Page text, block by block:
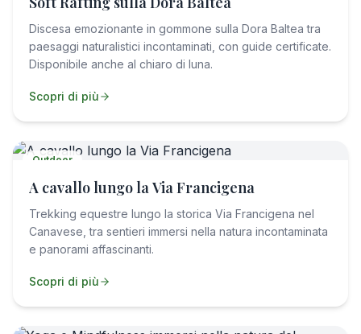
Discesa emozionante in gommone sulla Dora Baltea tra
paesaggi naturalistici incontaminati, con guide certificate.
Disponibile anche al chiaro di luna.
Scopri di più
Outdoor
A cavallo lungo la Via Francigena
Trekking equestre lungo la storica Via Francigena nel
Canavese, tra sentieri immersi nella natura incontaminata
e panorami affascinanti.
Scopri di più